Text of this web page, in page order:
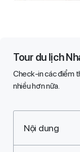
Tour du lịch
Check-in các điểm
nhiều hơn nữa.
Nội dung